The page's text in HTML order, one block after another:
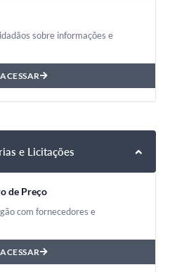
sobre informações e
ACESSAR
e Licitações
de Preço
com fornecedores e
ACESSAR